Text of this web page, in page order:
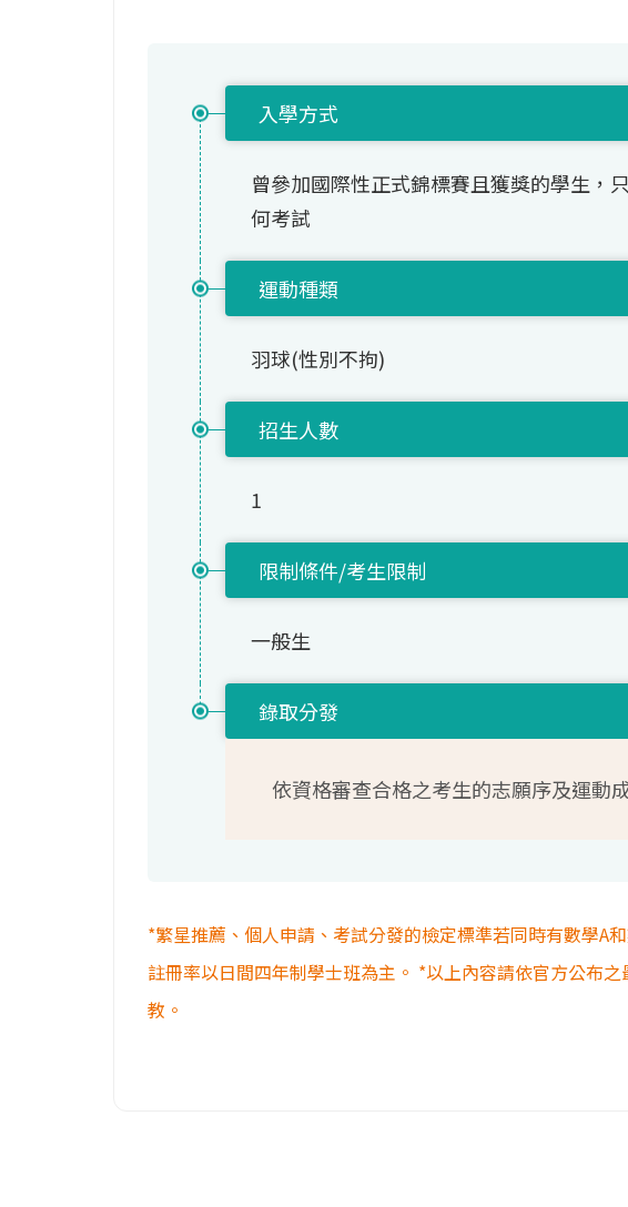
入學方式
曾參加國際性正式錦標賽且獲獎的學生，
何考試
運動種類
羽球(性別不拘)
招生人數
1
限制條件/考生限制
一般生
錄取分發
依資格審查合格之考生的志願序及運動
*繁星推薦、個人申請、考試分發的檢定標準若同時有數學A
註冊率以日間四年制學士班為主。 *以上內容請依官方公布
教。